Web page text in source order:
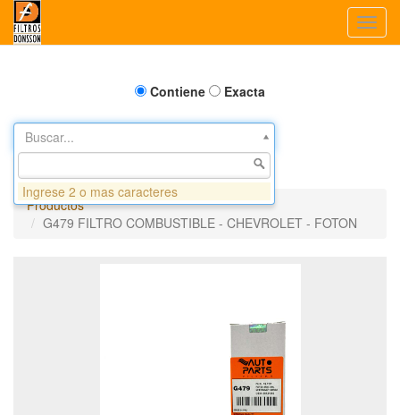
Contiene Exacta
Buscar...
Productos
G479 FILTRO COMBUSTIBLE - CHEVROLET - FOTON
Ingrese 2 o mas caracteres